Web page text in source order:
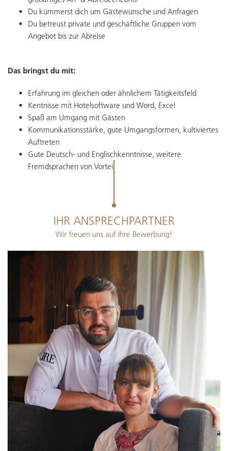
Du kümmerst dich um Gästewünsche und Anfragen
Du betreust private und geschäftliche Gruppen vom
Angebot bis zur Abreise
Das bringst du mit:
Erfahrung im gleichen oder ähnlichem Tätigkeitsfeld
Kentnisse mit Hotelsoftware und Word, Excel
Spaß am Umgang mit Gästen
Kommunikationsstärke, gute Umgangsformen, kultiviertes
Auftreten
Gute Deutsch- und Englischkenntnisse, weitere
Fremdsprachen von Vorteil
IHR ANSPRECHPARTNER
Wir freuen uns auf Ihre Bewerbung!